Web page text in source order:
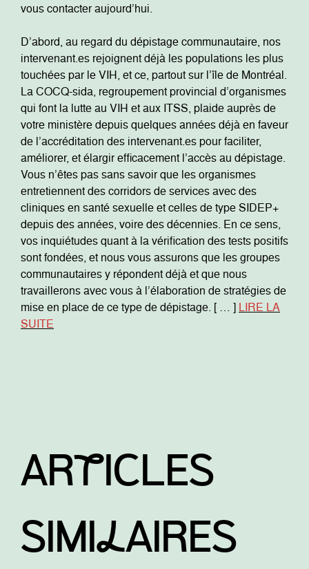
vous contacter aujourd’hui.
D’abord, au regard du dépistage communautaire, nos
intervenant.es rejoignent déjà les populations les plus
touchées par le VIH, et ce, partout sur l’île de Montréal.
La COCQ-sida, regroupement provincial d’organismes
qui font la lutte au VIH et aux ITSS, plaide auprès de
votre ministère depuis quelques années déjà en faveur
de l’accréditation des intervenant.es pour faciliter,
améliorer, et élargir efficacement l’accès au dépistage.
Vous n’êtes pas sans savoir que les organismes
entretiennent des corridors de services avec des
cliniques en santé sexuelle et celles de type SIDEP+
depuis des années, voire des décennies. En ce sens,
vos inquiétudes quant à la vérification des tests positifs
sont fondées, et nous vous assurons que les groupes
communautaires y répondent déjà et que nous
travaillerons avec vous à l’élaboration de stratégies de
mise en place de ce type de dépistage. [ … ] LIRE LA
SUITE
ARtICLES
SIMIlAIRES